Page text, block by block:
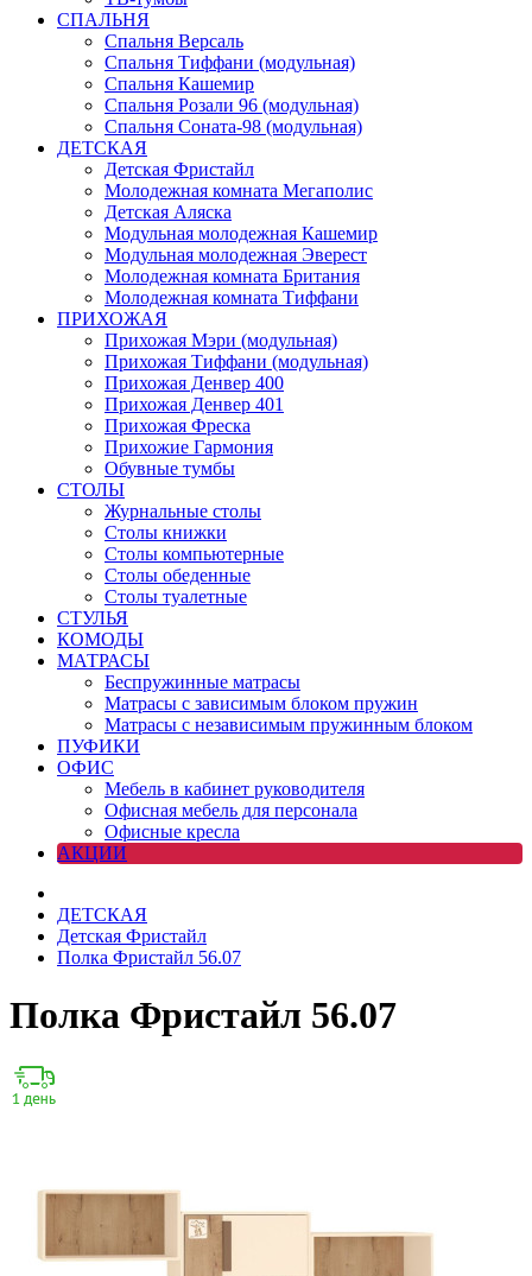
СПАЛЬНЯ
Спальня Версаль
Спальня Тиффани (модульная)
Спальня Кашемир
Спальня Розали 96 (модульная)
Спальня Соната-98 (модульная)
ДЕТСКАЯ
Детская Фристайл
Молодежная комната Мегаполис
Детская Аляска
Модульная молодежная Кашемир
Модульная молодежная Эверест
Молодежная комната Британия
Молодежная комната Тиффани
ПРИХОЖАЯ
Прихожая Мэри (модульная)
Прихожая Тиффани (модульная)
Прихожая Денвер 400
Прихожая Денвер 401
Прихожая Фреска
Прихожие Гармония
Обувные тумбы
СТОЛЫ
Журнальные столы
Столы книжки
Столы компьютерные
Столы обеденные
Столы туалетные
СТУЛЬЯ
КОМОДЫ
МАТРАСЫ
Беспружинные матрасы
Матрасы с зависимым блоком пружин
Матрасы с независимым пружинным блоком
ПУФИКИ
ОФИС
Мебель в кабинет руководителя
Офисная мебель для персонала
Офисные кресла
АКЦИИ
ДЕТСКАЯ
Детская Фристайл
Полка Фристайл 56.07
Полка Фристайл 56.07